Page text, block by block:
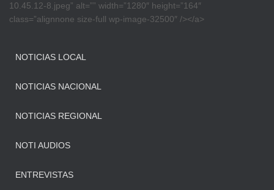
10.45.12-8.jpeg” alt=”” width=”1280″ height=”164″
class=”alignnone size-full wp-image-32500″ /></a>
NOTICIAS LOCAL
NOTICIAS NACIONAL
NOTICIAS REGIONAL
NOTI AUDIOS
ENTREVISTAS